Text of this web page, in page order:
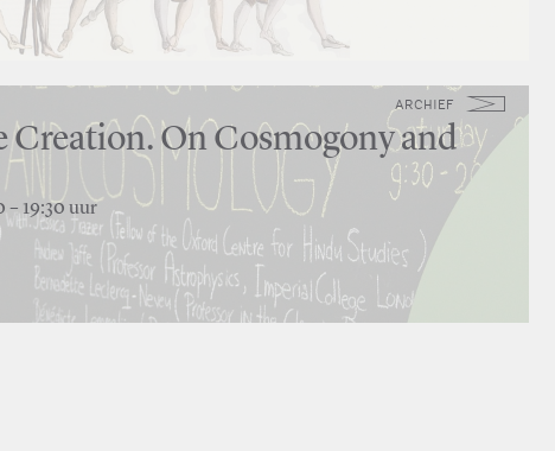
ARCHIEF
Creation. On Cosmogony and
– 19:30 uur